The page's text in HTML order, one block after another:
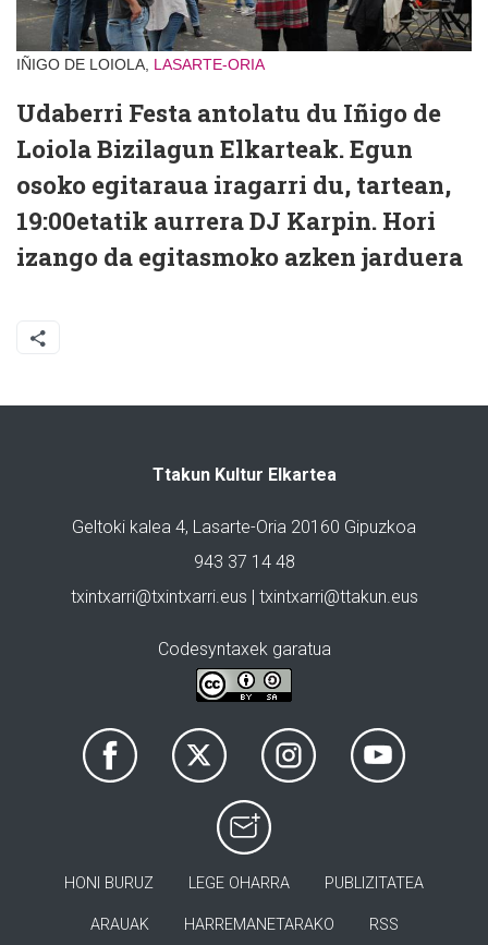
IÑIGO DE LOIOLA, LASARTE-ORIA
Udaberri Festa antolatu du Iñigo de
Loiola Bizilagun Elkarteak. Egun
osoko egitaraua iragarri du, tartean,
19:00etatik aurrera DJ Karpin. Hori
izango da egitasmoko azken jarduera
Ttakun Kultur Elkartea
Geltoki kalea 4, Lasarte-Oria 20160 Gipuzkoa
943 37 14 48
txintxarri@txintxarri.eus | txintxarri@ttakun.eus
Codesyntaxek garatua
HONI BURUZ LEGE OHARRA PUBLIZITATEA
ARAUAK HARREMANETARAKO RSS